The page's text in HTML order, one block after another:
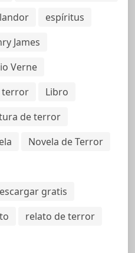
espíritus
James
Verne
terror
Libro
de terror
Novela de Terror
gratis
relato de terror